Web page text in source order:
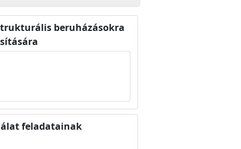
beruházásokra
feladatainak